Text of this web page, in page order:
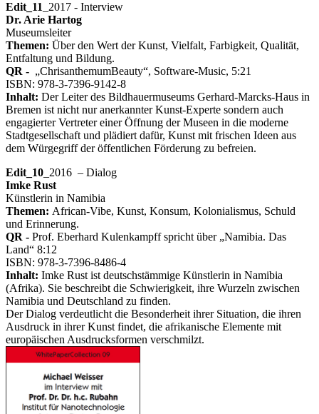
Edit_11
_2017 - Interview
Dr. Arie Hartog
Museumsleiter
Themen: Über den Wert der Kunst, Vielfalt, Farbigkeit, Qualität,
Entfaltung und Bildung.
QR - „ChrisanthemumBeauty“, Software-Music, 5:21
ISBN: 978-3-7396-9142-8
Inhalt: Der Leiter des Bildhauermuseums Gerhard-Marcks-Haus in
Bremen ist nicht nur anerkannter Kunst-Experte sondern auch
engagierter Vertreter einer Öffnung der Museen in die moderne
Stadtgesellschaft und plädiert dafür, Kunst mit frischen Ideen aus
dem Würgegriff der öffentlichen Förderung zu befreien.
Edit_10 _2016 – Dialog
Imke Rust
Künstlerin in Namibia
Themen: African-Vibe, Kunst, Konsum, Kolonialismus, Schuld
und Erinnerung.
QR - Prof. Eberhard Kulenkampff spricht über „Namibia. Das
Land“ 8:12
ISBN: 978-3-7396-8486-4
Inhalt: Imke Rust ist deutschstämmige Künstlerin in Namibia
(Afrika). Sie beschreibt die Schwierigkeit, ihre Wurzeln zwischen
Namibia und Deutschland zu finden.
Der Dialog verdeutlicht die Besonderheit ihrer Situation, die ihren
Ausdruck in ihrer Kunst findet, die afrikanische Elemente mit
europäischen Ausdrucksformen verschmilzt.